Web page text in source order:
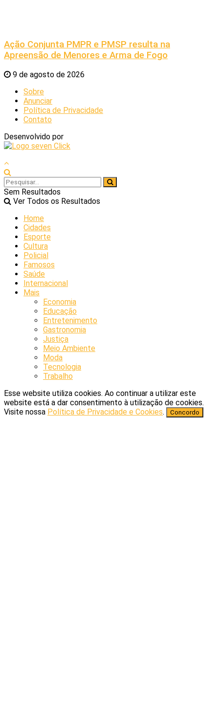
Ação Conjunta PMPR e PMSP resulta na
Apreensão de Menores e Arma de Fogo
9 de agosto de 2026
Sobre
Anunciar
Política de Privacidade
Contato
Desenvolvido por
Sem Resultados
Ver Todos os Resultados
Home
Cidades
Esporte
Cultura
Policial
Famosos
Saúde
Internacional
Mais
Economia
Educação
Entretenimento
Gastronomia
Justiça
Meio Ambiente
Moda
Tecnologia
Trabalho
Esse website utiliza cookies. Ao continuar a utilizar este
website está a dar consentimento à utilização de cookies.
Visite nossa Política de Privacidade e Cookies. Concordo